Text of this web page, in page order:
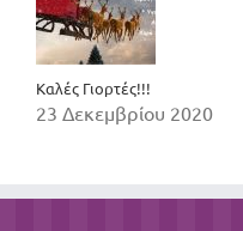
Καλές Γιορτές!!!
23 Δεκεμβρίου 2020